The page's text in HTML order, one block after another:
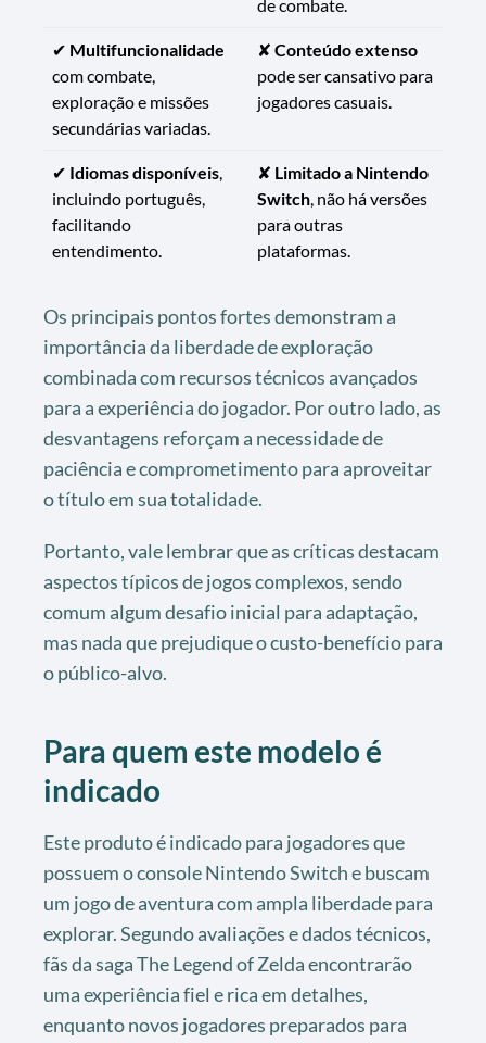
de combate.
✔ Multifuncionalidade
com combate,
exploração e missões
secundárias variadas.
✘ Conteúdo extenso
pode ser cansativo para
jogadores casuais.
✔ Idiomas disponíveis,
incluindo português,
facilitando
entendimento.
✘ Limitado a Nintendo
Switch, não há versões
para outras
plataformas.
Os principais pontos fortes demonstram a
importância da liberdade de exploração
combinada com recursos técnicos avançados
para a experiência do jogador. Por outro lado, as
desvantagens reforçam a necessidade de
paciência e comprometimento para aproveitar
o título em sua totalidade.
Portanto, vale lembrar que as críticas destacam
aspectos típicos de jogos complexos, sendo
comum algum desafio inicial para adaptação,
mas nada que prejudique o custo-benefício para
o público-alvo.
Para quem este modelo é
indicado
Este produto é indicado para jogadores que
possuem o console Nintendo Switch e buscam
um jogo de aventura com ampla liberdade para
explorar. Segundo avaliações e dados técnicos,
fãs da saga The Legend of Zelda encontrarão
uma experiência fiel e rica em detalhes,
enquanto novos jogadores preparados para